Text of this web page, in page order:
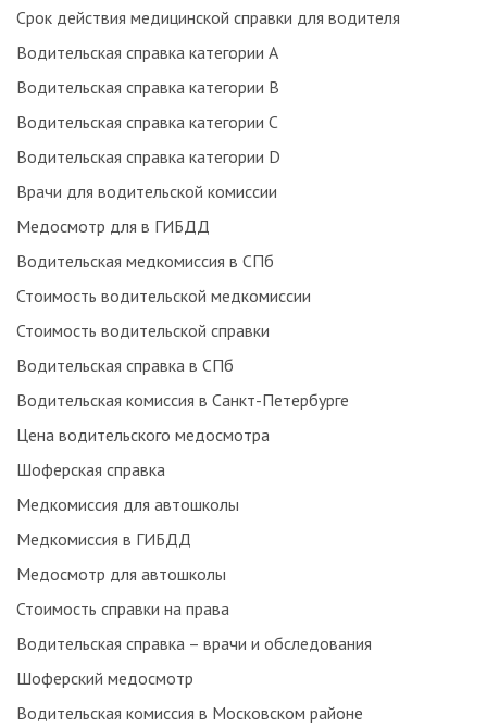
Срок действия медицинской справки для водителя
Водительская справка категории А
Водительская справка категории В
Водительская справка категории С
Водительская справка категории D
Врачи для водительской комиссии
Медосмотр для в ГИБДД
Водительская медкомиссия в СПб
Стоимость водительской медкомиссии
Стоимость водительской справки
Водительская справка в СПб
Водительская комиссия в Санкт-Петербурге
Цена водительского медосмотра
Шоферская справка
Медкомиссия для автошколы
Медкомиссия в ГИБДД
Медосмотр для автошколы
Стоимость справки на права
Водительская справка – врачи и обследования
Шоферский медосмотр
Водительская комиссия в Московском районе